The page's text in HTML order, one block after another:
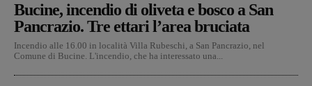
Bucine, incendio di oliveta e bosco a San
Pancrazio. Tre ettari l’area bruciata
Incendio alle 16.00 in località Villa Rubeschi, a San Pancrazio, nel
Comune di Bucine. L'incendio, che ha interessato una...